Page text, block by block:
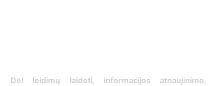
Dėl leidimų laidoti, informacijos atnaujinimo,